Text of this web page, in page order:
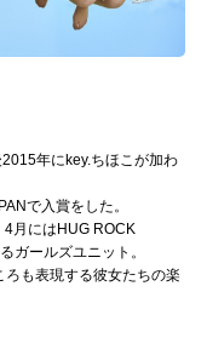
年にkey.ちほこが加わ
で入賞をした。
月にはHUG ROCK
ガールズユニット。
も表現する彼女たちの楽